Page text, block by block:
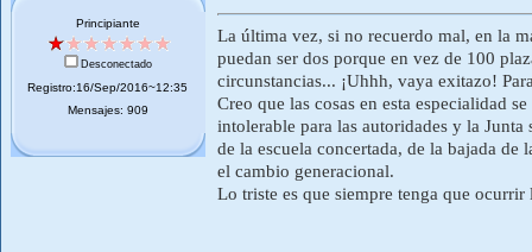
Principiante
Desconectado
Registro:16/Sep/2016~12:35
Mensajes: 909
La última vez, si no recuerdo mal, en la
puedan ser dos porque en vez de 100
circunstancias... ¡Uhhh, vaya exitazo!
Creo que las cosas en esta especialidad
intolerable para las autoridades y la
de la escuela concertada, de la bajada de
el cambio generacional.
Lo triste es que siempre tenga que